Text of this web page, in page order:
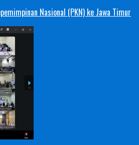
Nasional (PKN) ke Jawa Timur